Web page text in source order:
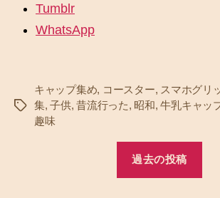
Tumblr
WhatsApp
タ
キャップ集め, コースター, スマホグリ
集,子供,昔流行った, 昭和,牛乳キャッ
趣味
過去の投稿